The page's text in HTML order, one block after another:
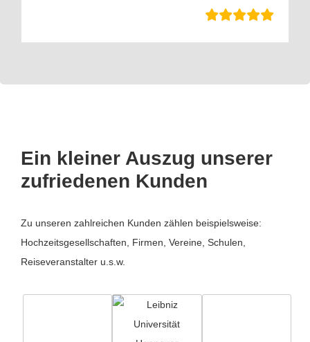
Ein kleiner Auszug unserer
zufriedenen Kunden
Zu unseren zahlreichen Kunden zählen beispielsweise:
Hochzeitsgesellschaften, Firmen, Vereine, Schulen,
Reiseveranstalter u.s.w.